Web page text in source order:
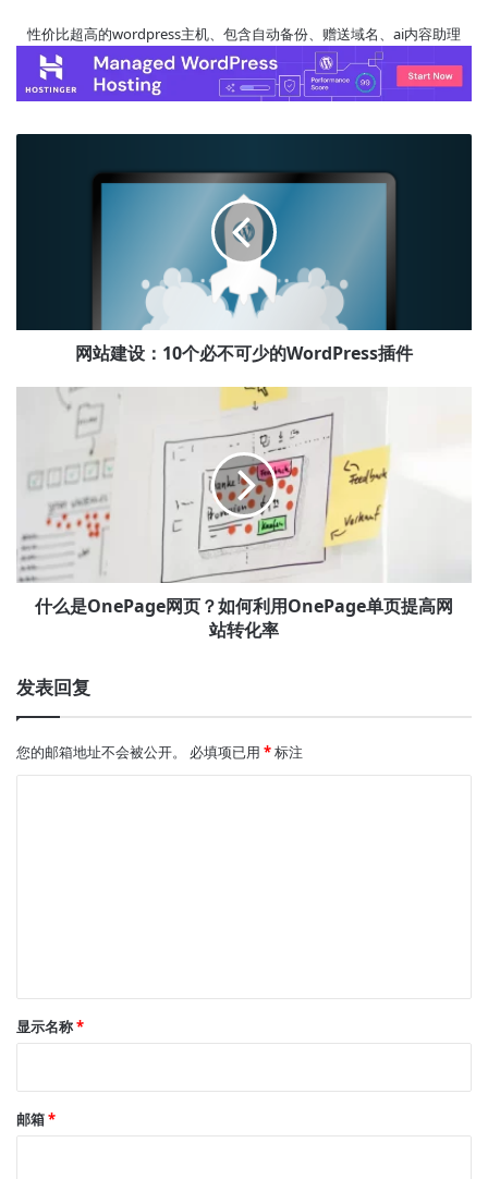
性价比超高的wordpress主机、包含自动备份、赠送域名、ai内容助理
可
WordPress
网站建设：10个必不可少的WordPress插件
OnePage
网
如
何
利
提
高
站
什么是OnePage网页？如何利用OnePage单页提高网
站转化率
发表回复
您的邮箱地址不会被公开。 必填项已用 *标注
显示名称*
邮箱*